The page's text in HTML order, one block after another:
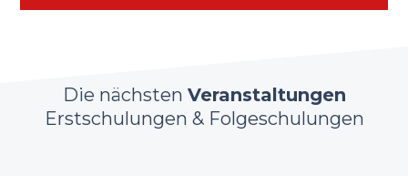
Die nächsten Veranstaltungen
Erstschulungen & Folgeschulungen